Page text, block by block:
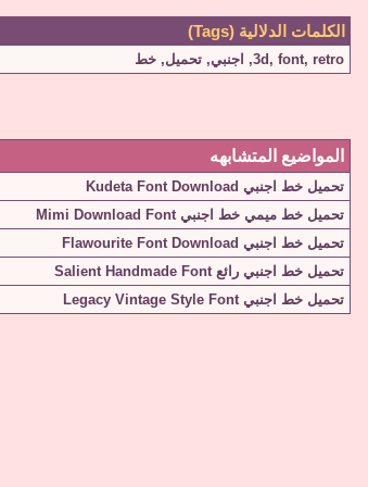
الكلمات الدلالية (Tags)
3d , font, retro
, اجنبي, تحميل, خط
المواضيع المتشابهه
تحميل خط اجنبي Kudeta Font Download
تحميل خط ميمي خط اجنبي Mimi Download Font
تحميل خط اجنبي Flawourite Font Download
تحميل خط اجنبي رائع Salient Handmade Font
تحميل خط اجنبي Legacy Vintage Style Font